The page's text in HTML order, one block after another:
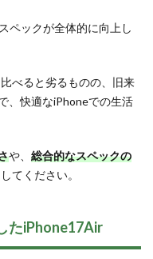
ペックが全体的に向上し
べると劣るものの、旧来
、快適なiPhoneでの生活
や、 総合的なスペックの
てください。
たiPhone17Air